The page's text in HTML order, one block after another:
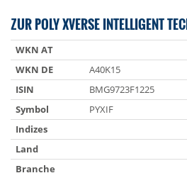
ZUR POLY XVERSE INTELLIGENT
WKN AT
WKN DE
A40K15
ISIN
BMG9723F1225
Symbol
PYXIF
Indizes
Land
Branche